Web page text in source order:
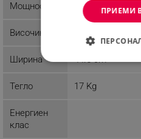
Мощност
Височина
Ширина 44.5 cm
Тегло 17 Kg
Енергиен
клас
ПРИЕМИ
СТРОГО
ЕФЕКТИВНОСТ